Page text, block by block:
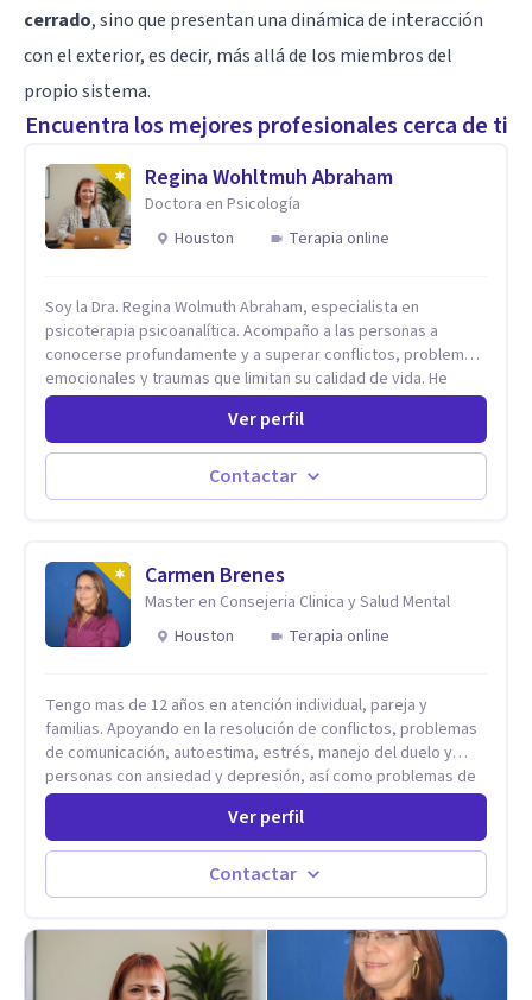
cerrado, sino que presentan una dinámica de interacción
con el exterior, es decir, más allá de los miembros del
propio sistema.
Encuentra los mejores profesionales cerca de ti
Regina Wohltmuh Abraham
Doctora en Psicología
Houston
Terapia online
Soy la Dra. Regina Wolmuth Abraham, especialista en
psicoterapia psicoanalítica. Acompaño a las personas a
conocerse profundamente y a superar conflictos, problemas
emocionales y traumas que limitan su calidad de vida. He
trabajado en reconocidas instituciones como el Hospital
Psiquiátrico San Rafael, Instituto Psiquiátrico MENDAO, San
Bernardino, Hospital Psiquiátrico Infantil y el Centro de
Integración Juvenil. Además, tuve el privilegio de colaborar
en comunidades como Olivar del Conde y Xochimilco, lo que
Ver perfil
Contactar
Carmen Brenes
Master en Consejeria Clinica y Salud Mental
Houston
Terapia online
Tengo mas de 12 años en atención individual, pareja y
familias. Apoyando en la resolución de conflictos, problemas
de comunicación, autoestima, estrés, manejo del duelo y
personas con ansiedad y depresión, así como problemas de
conducta y comportamiento. Desarrollo de personas
Estableciendo metas a corto y largo plazo, es vital para la
vida de cada uno tener su propia vision.
Ver perfil
Contactar